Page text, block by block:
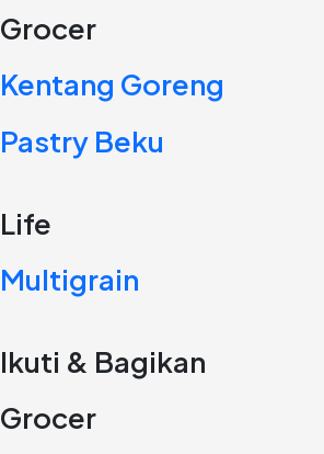
Grocer
Kentang Goreng
Pastry Beku
Life
Multigrain
Ikuti & Bagikan
Grocer